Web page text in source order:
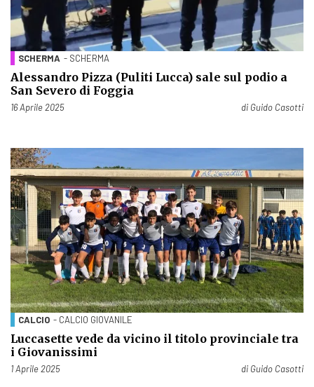
SCHERMA - SCHERMA
Alessandro Pizza (Puliti Lucca) sale sul podio a
San Severo di Foggia
Pubblicato il
16 Aprile 2025 di Guido Casotti
CALCIO - CALCIO GIOVANILE
Luccasette vede da vicino il titolo provinciale tra
i Giovanissimi
Pubblicato il
1 Aprile 2025 di Guido Casotti